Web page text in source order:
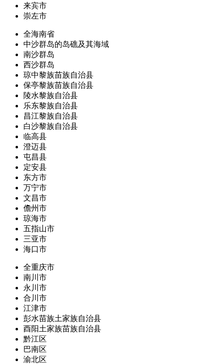
来宾市
崇左市
全海南省
中沙群岛的岛礁及其海域
南沙群岛
西沙群岛
琼中黎族苗族自治县
保亭黎族苗族自治县
陵水黎族自治县
乐东黎族自治县
昌江黎族自治县
白沙黎族自治县
临高县
澄迈县
屯昌县
定安县
东方市
万宁市
文昌市
儋州市
琼海市
五指山市
三亚市
海口市
全重庆市
南川市
永川市
合川市
江津市
彭水苗族土家族自治县
酉阳土家族苗族自治县
黔江区
巴南区
渝北区